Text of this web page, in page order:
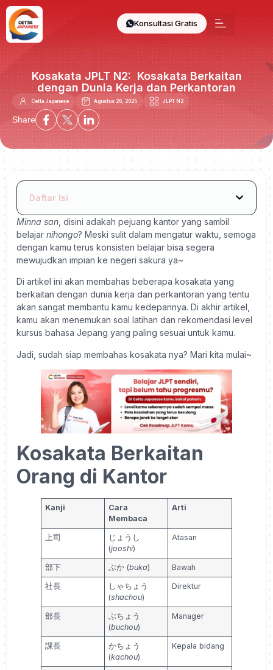
Konsultasi Gratis
Kosakata JPLT N2: Kosakata Berkaitan
dengan Dunia Kerja dan Perkantoran
Cetta Japanese Agustus 26, 2025 JLPT N2
Share
Daftar Isi
Minna san , disini adakah pejuang kantor yang sambil
belajar nihongo? Meski sulit dalam mengatur waktu, semoga
dengan kamu terus konsisten belajar bisa segera
mewujudkan impian ke negeri sakura ya~
Di artikel ini akan membahas beberapa kosakata yang
berkaitan dengan dunia kerja dan perkantoran yang tentu
akan sangat membantu kamu kedepannya. Di akhir artikel,
kamu akan menemukan soal latihan dan rekomendasi level
kursus bahasa Jepang yang paling sesuai untuk kamu.
Jadi, sudah siap membahas kosakata nya? Mari kita mulai~
Kosakata Berkaitan
Orang di Kantor
Kanji
Cara
Membaca
Arti
上司
じょうし
(jooshi)
Atasan
部下 ぶか (buka) Bawah
社長
しゃちょう
(shachou)
Direktur
部長
ぶちょう
(buchou)
Manager
課長
かちょう
(kachou)
Kepala bidang